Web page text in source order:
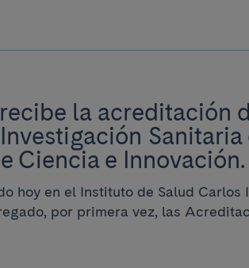
la acreditación
Sanitaria
Ciencia e Innovación.
hoy en el Instituto de Salud Carlos
por primera vez, las